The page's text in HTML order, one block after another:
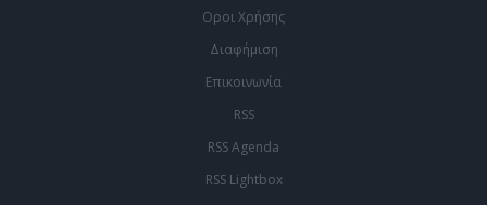
Οροι Χρήσης
Διαφήμιση
Επικοινωνία
RSS
RSS Agenda
RSS Lightbox